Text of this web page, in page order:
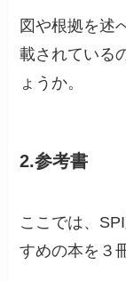
図や根拠を述
載されている
ょうか。
2.参考書
ここでは、
すめの本を３